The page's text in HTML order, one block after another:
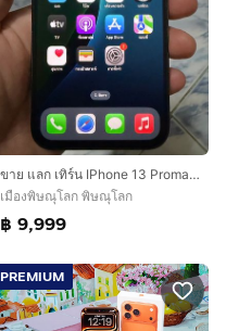
ขาย แลก เทิร์น IPhone 13 Promax 256gb เครื่องศูนย์นอกแท้ สภาพสวยๆ การใช้งานปกติ พร้อมใช้งานเลยครับผม
เมืองพิษณุโลก พิษณุโลก
฿ 9,999
PREMIUM